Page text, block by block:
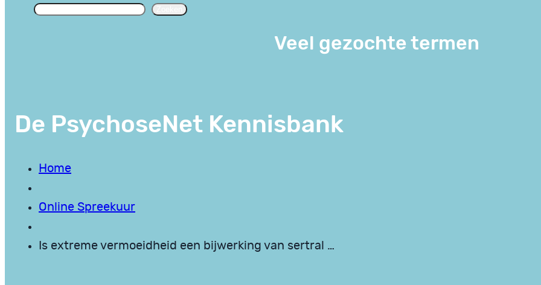
Veel gezochte termen
De PsychoseNet Kennisbank
Home
Online Spreekuur
Is extreme vermoeidheid een bijwerking van sertral …